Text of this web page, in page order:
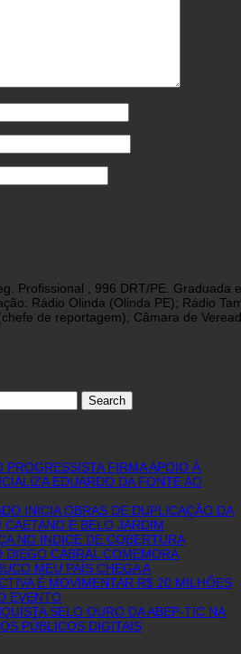
Profissional , 996 DRT/PE.
Rádio Olinda (Olinda PE); Rádio
de reportagem); Câmara de
PROGRESSISTA FIRMA APOIO À
EDUARDO DA FONTE AO
INICIA OBRAS DE DUPLICAÇÃO DA
E BELO JARDIM
NO ÍNDICE DE COBERTURA
DIEGO CABRAL COMEMORA
MEU PAÍS CHEGA A
É MOVIMENTAR R$ 20 MILHÕES
EVENTO
SELO OURO DA ABEP-TIC NA
PÚBLICOS DIGITAIS